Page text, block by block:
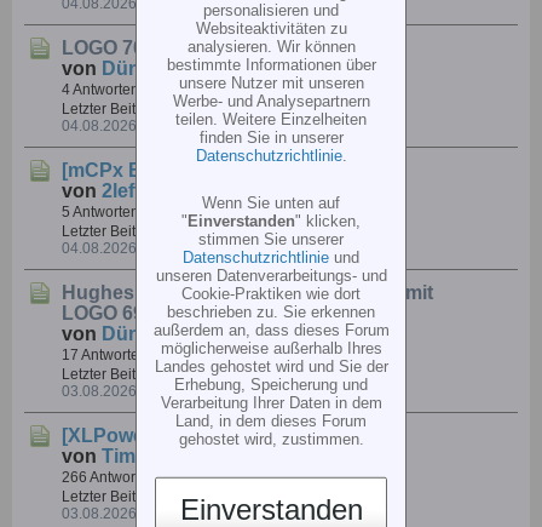
LOGO 700 – Trainingsflug von Marcel
von Dünner
4 Antworten 731 Hits 0 Likes
Letzter Beitrag
04.08.2026, 07:20
[mCPx BL]
von 2lefthands
5 Antworten 174 Hits 0 Likes
Letzter Beitrag
04.08.2026, 07:11
Hughes 500 E vom Heli Center Berlin mit
LOGO 690 SX
von Dünner
17 Antworten 1.566 Hits 2 Likes
Letzter Beitrag
03.08.2026, 17:41
[XLPower]
Xlpower Stratos 200 ?
von Timo1972
266 Antworten 29.001 Hits 0 Likes
Letzter Beitrag
03.08.2026, 13:59
personalisieren und
Websiteaktivitäten zu
analysieren. Wir können
bestimmte Informationen über
unsere Nutzer mit unseren
Werbe- und Analysepartnern
teilen. Weitere Einzelheiten
finden Sie in unserer
Datenschutzrichtlinie.
Wenn Sie unten auf
" Einverstanden" klicken,
stimmen Sie unserer
Datenschutzrichtlinie und
unseren Datenverarbeitungs- und
Cookie-Praktiken wie dort
beschrieben zu. Sie erkennen
außerdem an, dass dieses Forum
möglicherweise außerhalb Ihres
Landes gehostet wird und Sie der
Erhebung, Speicherung und
Verarbeitung Ihrer Daten in dem
Land, in dem dieses Forum
gehostet wird, zustimmen.
Einverstanden